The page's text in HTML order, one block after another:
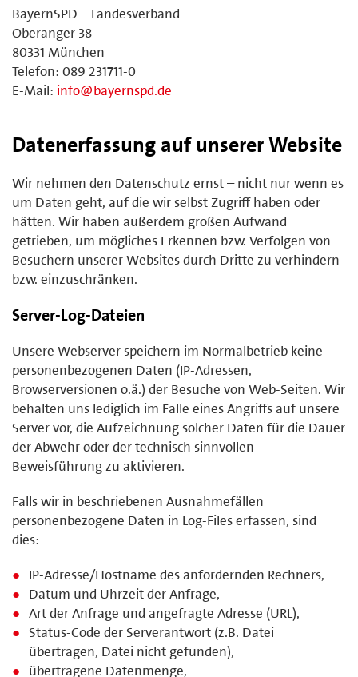
BayernSPD – Landesverband
Oberanger 38
80331 München
Telefon: 089 231711-0
E-Mail: info@bayernspd.de
Datenerfassung auf unserer Website
Wir nehmen den Datenschutz ernst – nicht nur wenn es
um Daten geht, auf die wir selbst Zugriff haben oder
hätten. Wir haben außerdem großen Aufwand
getrieben, um mögliches Erkennen bzw. Verfolgen von
Besuchern unserer Websites durch Dritte zu verhindern
bzw. einzuschränken.
Server-Log-Dateien
Unsere Webserver speichern im Normalbetrieb keine
personenbezogenen Daten (IP-Adressen,
Browserversionen o.ä.) der Besuche von Web-Seiten. Wir
behalten uns lediglich im Falle eines Angriffs auf unsere
Server vor, die Aufzeichnung solcher Daten für die Dauer
der Abwehr oder der technisch sinnvollen
Beweisführung zu aktivieren.
Falls wir in beschriebenen Ausnahmefällen
personenbezogene Daten in Log-Files erfassen, sind
dies:
IP-Adresse/Hostname des anfordernden Rechners,
Datum und Uhrzeit der Anfrage,
Art der Anfrage und angefragte Adresse (URL),
Status-Code der Serverantwort (z.B. Datei
übertragen, Datei nicht gefunden),
übertragene Datenmenge,